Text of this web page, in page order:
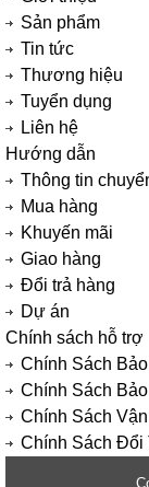
Sản phẩm
Tin tức
Thương hiệu
Tuyển dụng
Liên hệ
Hướng dẫn
Thông tin
Mua hàng
Khuyến mãi
Giao hàng
Đổi trả hàng
Dự án
Chính sách hỗ trợ
Chính Sách
Chính Sách
Chính Sách
Chính Sách Đổi